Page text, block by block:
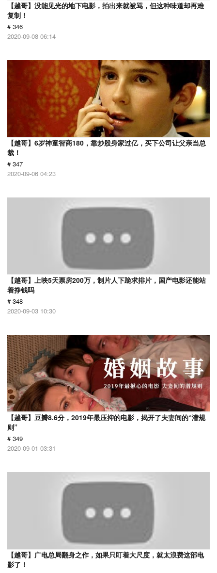
【越哥】没能见光的地下电影，拍出来就被骂，但这种味道却再难
复制！
# 346
2020-09-08 06:14
【越哥】6岁神童智商180，靠炒股身家过亿，买下公司让父亲当总
裁！
# 347
2020-09-06 04:23
【越哥】上映5天票房200万，制片人下跪求排片，国产电影还能站
着挣钱吗
# 348
2020-09-03 10:30
【越哥】豆瓣8.6分，2019年最压抑的电影，揭开了夫妻间的“潜规
则”
# 349
2020-09-01 03:31
【越哥】广电总局翻身之作，如果只盯着大尺度，就太浪费这部电
影了！